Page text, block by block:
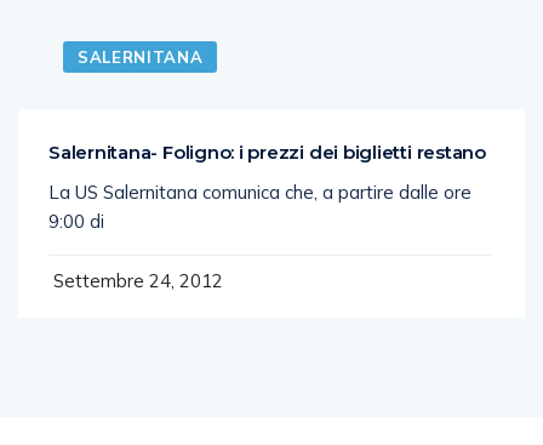
SALERNITANA
Salernitana- Foligno: i prezzi dei biglietti restano
La US Salernitana comunica che, a partire dalle ore
9:00 di
Settembre 24, 2012